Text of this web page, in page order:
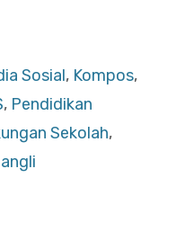
Sosial, Kompos,
, Pendidikan
Sekolah,